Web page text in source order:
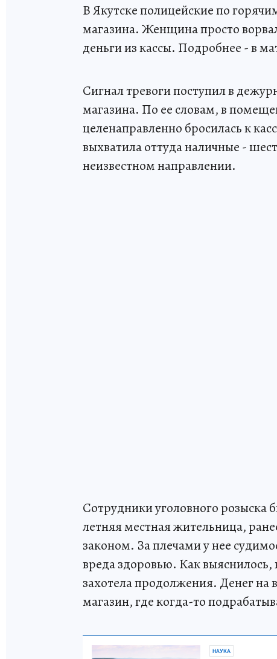
В Якутске полицейские по
магазина. Женщина просто
деньги из кассы. Подробнее - в
Сигнал тревоги поступил в
магазина. По ее словам, в
целенаправленно бросилась к
выхватила оттуда наличные -
неизвестном направлении.
Сотрудники уголовного розыска
летняя местная жительница,
законом. За плечами у нее
вреда здоровью. Как
захотела продолжения. Денег на
магазин, где когда-то
НАУКА